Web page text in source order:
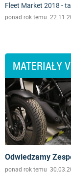
Fleet Market 2018 -
ponad rok temu
MATERIAŁY
Odwiedzamy
ponad rok temu